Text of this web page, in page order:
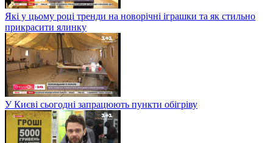
Які у цьому році тренди на новорічні іграшки та як стильно
прикрасити ялинку
У Києві сьогодні запрацюють пункти обігріву